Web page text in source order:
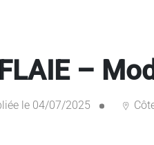
–
le 04/07/2025